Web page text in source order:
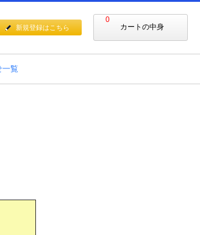
0
カートの中身
新規登録はこちら
一覧